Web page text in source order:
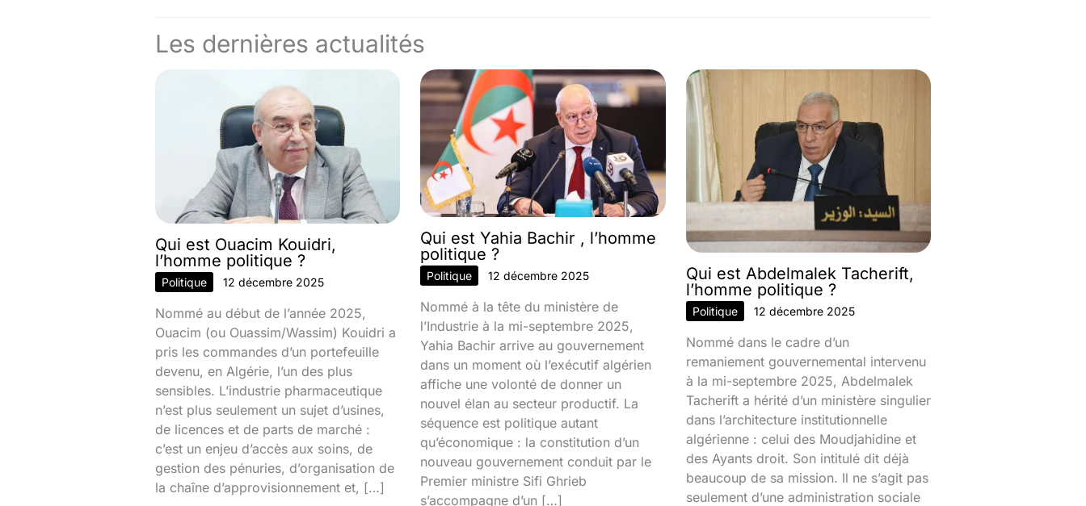
Les dernières actualités
Qui est Ouacim Kouidri,
l’homme politique ?
Politique 12 décembre 2025
Nommé au début de l’année 2025,
Ouacim (ou Ouassim/Wassim) Kouidri a
pris les commandes d’un portefeuille
devenu, en Algérie, l’un des plus
sensibles. L’industrie pharmaceutique
n’est plus seulement un sujet d’usines,
de licences et de parts de marché :
c’est un enjeu d’accès aux soins, de
gestion des pénuries, d’organisation de
la chaîne d’approvisionnement et, […]
Qui est Yahia Bachir , l’homme
politique ?
Politique 12 décembre 2025
Nommé à la tête du ministère de
l’Industrie à la mi-septembre 2025,
Yahia Bachir arrive au gouvernement
dans un moment où l’exécutif algérien
affiche une volonté de donner un
nouvel élan au secteur productif. La
séquence est politique autant
qu’économique : la constitution d’un
nouveau gouvernement conduit par le
Premier ministre Sifi Ghrieb
s’accompagne d’un […]
Qui est Abdelmalek Tacherift,
l’homme politique ?
Politique 12 décembre 2025
Nommé dans le cadre d’un
remaniement gouvernemental intervenu
à la mi-septembre 2025, Abdelmalek
Tacherift a hérité d’un ministère singulier
dans l’architecture institutionnelle
algérienne : celui des Moudjahidine et
des Ayants droit. Son intitulé dit déjà
beaucoup de sa mission. Il ne s’agit pas
seulement d’une administration sociale